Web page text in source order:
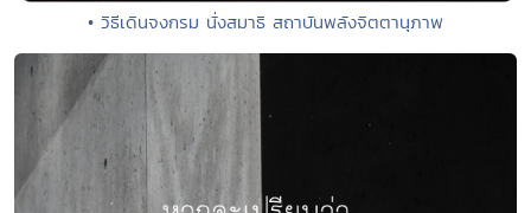
• วิธีเดินจงกรม นั่งสมาธิ สถาบันพลังจิตตานุภาพ